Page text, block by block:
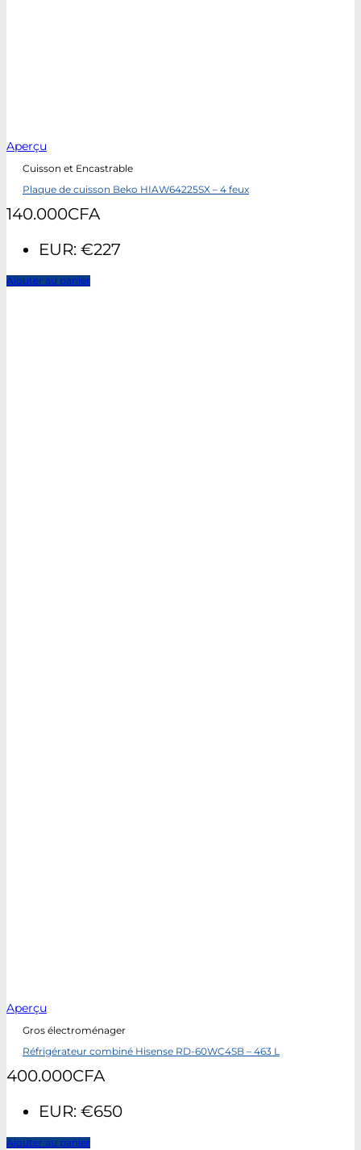
Aperçu
Cuisson et Encastrable
Plaque de cuisson Beko HIAW64225SX – 4 feux
140.000CFA
EUR: €227
Ajouter au panier
Aperçu
Gros électroménager
Réfrigérateur combiné Hisense RD-60WC4SB – 463 L
400.000CFA
EUR: €650
Ajouter au panier